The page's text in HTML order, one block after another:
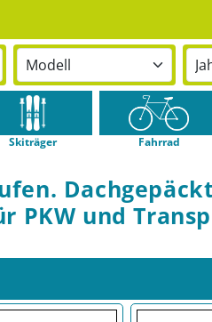
Skiträger Fahrrad
PKW und